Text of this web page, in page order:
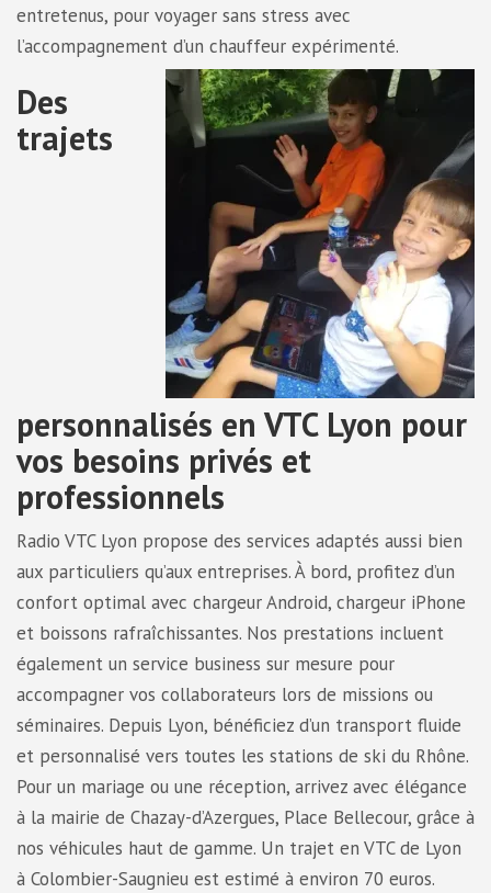
entretenus, pour voyager sans stress avec
l’accompagnement d’un chauffeur expérimenté.
Des
trajets
personnalisés en VTC Lyon pour
vos besoins privés et
professionnels
Radio VTC Lyon propose des services adaptés aussi bien
aux particuliers qu’aux entreprises. À bord, profitez d’un
confort optimal avec chargeur Android, chargeur iPhone
et boissons rafraîchissantes. Nos prestations incluent
également un service business sur mesure pour
accompagner vos collaborateurs lors de missions ou
séminaires. Depuis Lyon, bénéficiez d’un transport fluide
et personnalisé vers toutes les stations de ski du Rhône.
Pour un mariage ou une réception, arrivez avec élégance
à la mairie de Chazay-d’Azergues, Place Bellecour, grâce à
nos véhicules haut de gamme. Un trajet en VTC de Lyon
à Colombier-Saugnieu est estimé à environ 70 euros.